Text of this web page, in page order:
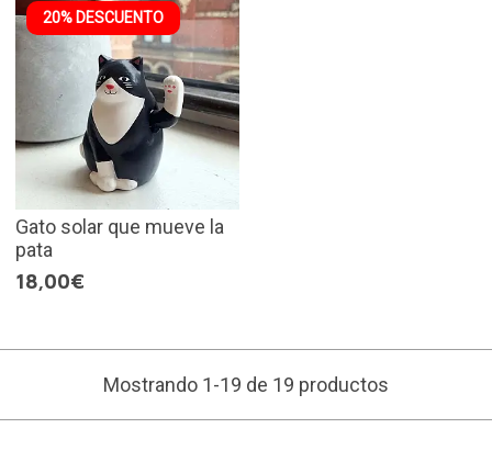
20% DESCUENTO
Gato solar que mueve la
pata
18,00€
Mostrando 1-19 de 19 productos